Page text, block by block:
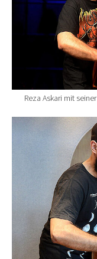
Reza Askari mit
Show larger